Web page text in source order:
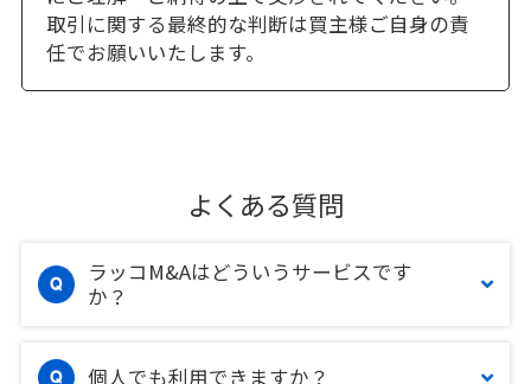
取引に関する最終的な判断は買主様ご自身の責
任でお願いいたします。
よくある質問
ラッコM&Aはどういうサービスです
か？
個人でも利用できますか？